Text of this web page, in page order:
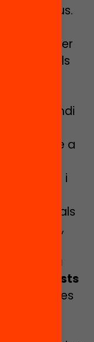
360 graus.
un paper
com els
un
que brindi
a terme a
dels infants i
té un
claus a
aquests
algunes
i